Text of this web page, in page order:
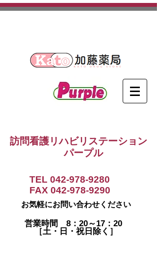
訪問看護リハビリステーション
パープル
TEL 042-978-9280
FAX 042-978-9290
お気軽にお問い合わせください
営業時間 8：20～17：20
［土・日・祝日除く］